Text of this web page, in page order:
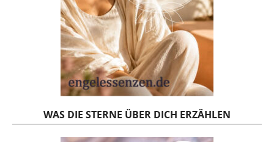
WAS DIE STERNE ÜBER DICH ERZÄHLEN